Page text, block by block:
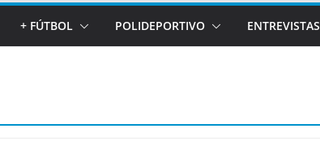
+ FÚTBOL POLIDEPORTIVO ENTREVISTAS